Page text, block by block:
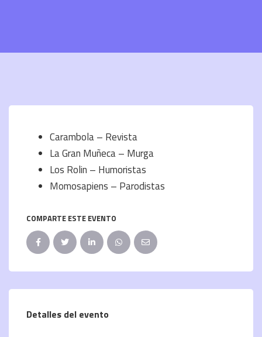
Carambola – Revista
La Gran Muñeca – Murga
Los Rolin – Humoristas
Momosapiens – Parodistas
COMPARTE ESTE EVENTO
Detalles del evento